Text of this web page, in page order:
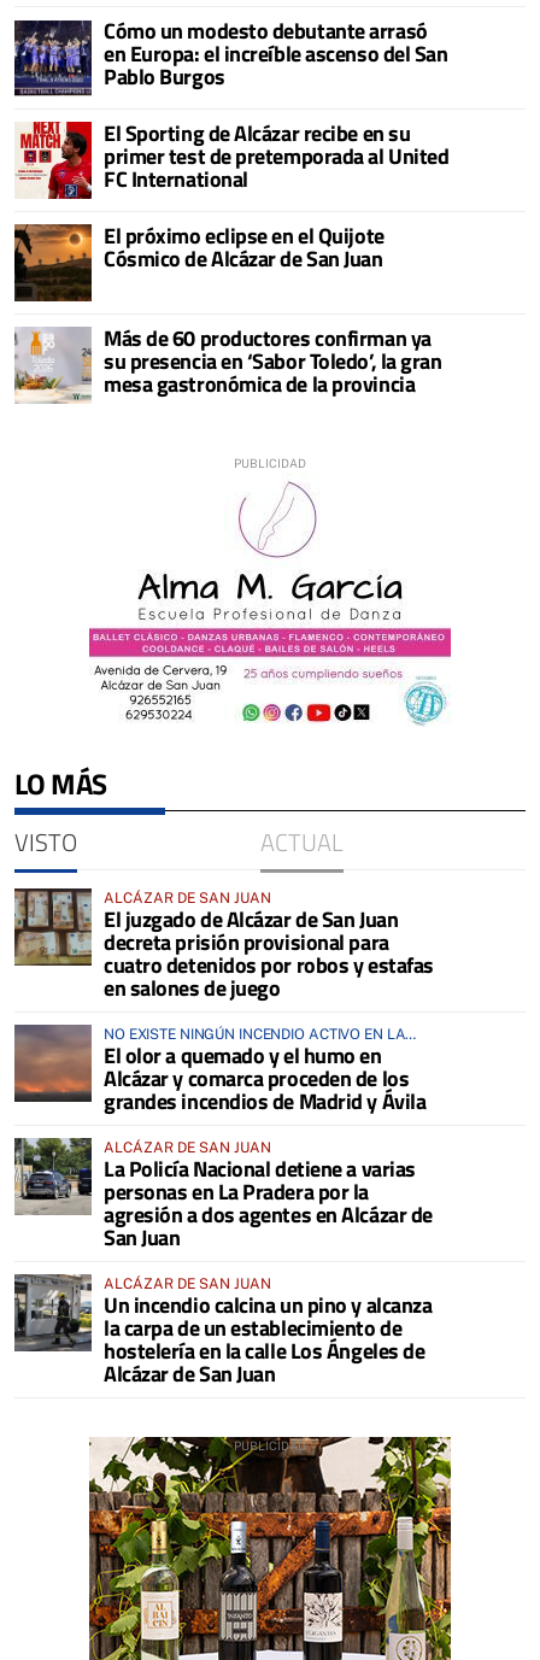
Cómo un modesto debutante arrasó
en Europa: el increíble ascenso del San
Pablo Burgos
El Sporting de Alcázar recibe en su
primer test de pretemporada al United
FC International
El próximo eclipse en el Quijote
Cósmico de Alcázar de San Juan
Más de 60 productores confirman ya
su presencia en ‘Sabor Toledo’, la gran
mesa gastronómica de la provincia
LO MÁS
VISTO ACTUAL
ALCÁZAR DE SAN JUAN
El juzgado de Alcázar de San Juan
decreta prisión provisional para
cuatro detenidos por robos y estafas
en salones de juego
NO EXISTE NINGÚN INCENDIO ACTIVO EN LA
COMARCA
El olor a quemado y el humo en
Alcázar y comarca proceden de los
grandes incendios de Madrid y Ávila
ALCÁZAR DE SAN JUAN
La Policía Nacional detiene a varias
personas en La Pradera por la
agresión a dos agentes en Alcázar de
San Juan
ALCÁZAR DE SAN JUAN
Un incendio calcina un pino y alcanza
la carpa de un establecimiento de
hostelería en la calle Los Ángeles de
Alcázar de San Juan